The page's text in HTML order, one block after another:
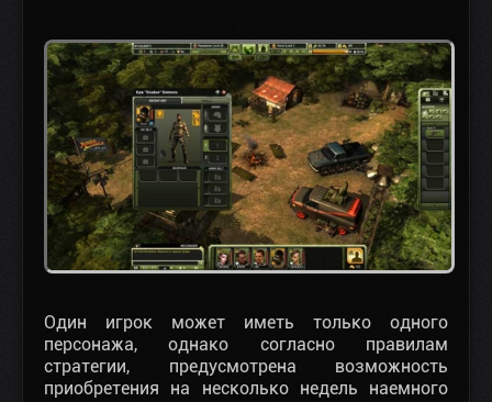
Один игрок может иметь только одного
персонажа, однако согласно правилам
стратегии, предусмотрена возможность
приобретения на несколько недель наемного